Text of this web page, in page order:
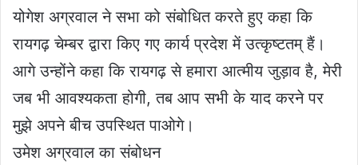
योगेश अग्रवाल ने सभा को संबोधित करते हुए कहा कि
रायगढ़ चेम्बर द्वारा किए गए कार्य प्रदेश में उत्कृष्टतम् हैं।
आगे उन्होंने कहा कि रायगढ़ से हमारा आत्मीय जुड़ाव है, मेरी
जब भी आवश्यकता होगी, तब आप सभी के याद करने पर
मुझे अपने बीच उपस्थित पाओगे।
उमेश अग्रवाल का संबोधन